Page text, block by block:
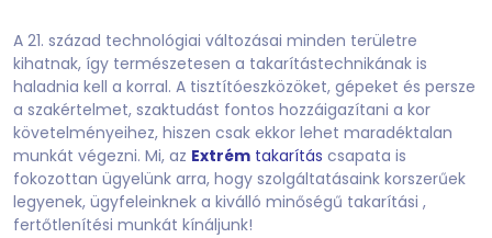
A 21. század technológiai változásai minden területre
kihatnak, így természetesen a takarítástechnikának is
haladnia kell a korral. A tisztítóeszközöket, gépeket és persze
a szakértelmet, szaktudást fontos hozzáigazítani a kor
követelményeihez, hiszen csak ekkor lehet maradéktalan
munkát végezni. Mi, az Extrém takarítás csapata is
fokozottan ügyelünk arra, hogy szolgáltatásaink korszerűek
legyenek, ügyfeleinknek a kiválló minőségű takarítási ,
fertőtlenítési munkát kínáljunk!